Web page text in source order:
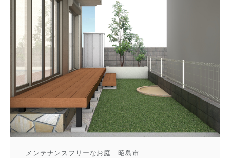
メンテナンスフリーなお庭 昭島市